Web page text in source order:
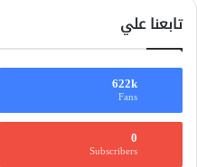
تابعنا علي
622k
Fans
0
Subscribers